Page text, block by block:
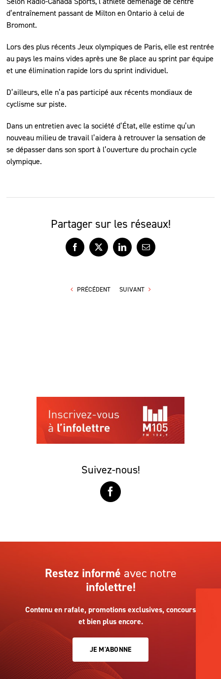
d’entraînement passant de Milton en Ontario à celui de
Bromont.
Lors des plus récents Jeux olympiques de Paris, elle est rentrée
au pays les mains vides après une 8e place au sprint par équipe
et une élimination rapide lors du sprint individuel.
D’ailleurs, elle n’a pas participé aux récents mondiaux de
cyclisme sur piste.
Dans un entretien avec la société d’État, elle estime qu’un
nouveau milieu de travail l’aidera à retrouver la sensation de
se dépasser dans son sport à l’ouverture du prochain cycle
olympique.
Partager sur les réseaux!
Facebook
X LinkedInCourriel
PRÉCÉDENT SUIVANT
Suivez-nous!
Restez informé avec notre
infolettre!
Contenu en rafale, promotions exclusives, concours
et bien plus encore.
JE M'ABONNE